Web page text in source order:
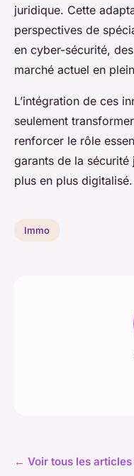
juridique. Cette
perspectives de
en cyber-sécurité,
marché actuel en
L’intégration de ces
seulement
renforcer le rôle
garants de la
plus en plus digitalisé.
Immo
← Voir tous les articles